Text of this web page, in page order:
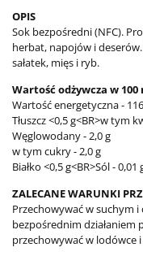
OPIS
Sok bezpośredni (NFC).
herbat, napojów i
sałatek, mięs i ryb.
Wartość odżywcza w 100
Wartość energetyczna -
Tłuszcz <0,5 g<BR>w tym
Węglowodany - 2,0 g
w tym cukry - 2,0 g
Białko <0,5 g<BR>Sól - 0,01
ZALECANE WARUNKI
Przechowywać w suchym
bezpośrednim działaniem
przechowywać w lodówce